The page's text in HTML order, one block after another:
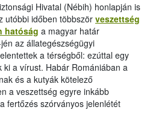
Hivatal (Nébih) honlapján is
utóbbi időben többször veszettség
hatóság a magyar határ
az állategészségügyi
a térségből: ezúttal egy
a vírust. Habár Romániában a
és a kutyák kötelező
a veszettség egyre inkább
fertőzés szórványos jelenlétét